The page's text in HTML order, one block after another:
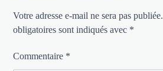
Votre adresse e-mail ne sera pas publiée.
obligatoires sont indiqués avec *
Commentaire *